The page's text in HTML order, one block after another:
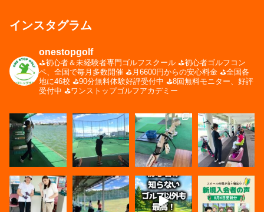
インスタグラム
onestopgolf
⛳️初心者＆未経験者専門ゴルフスクール ⛳️初心者ゴルフコン
ペ、全国で毎月多数開催 ⛳️月6600円からの安心料金 ⛳️全国各
地に46校 ⛳️90分無料体験好評受付中 ⛳️8回無料モニター、好評
受付中 ⛳️ワンストップゴルフアカデミー